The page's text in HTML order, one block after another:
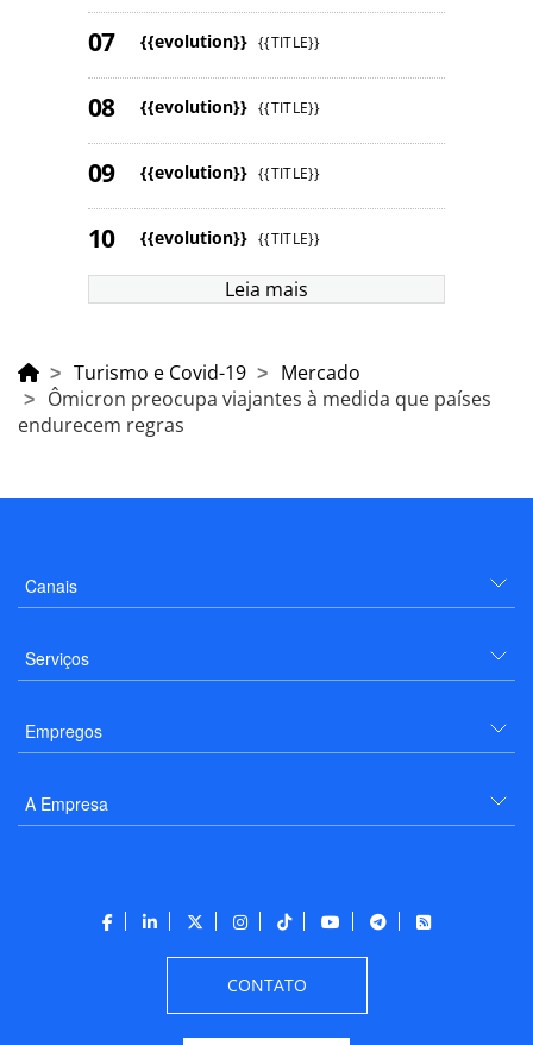
{{evolution}} {{TITLE}}
{{evolution}} {{TITLE}}
{{evolution}} {{TITLE}}
{{evolution}} {{TITLE}}
Leia mais
Turismo e Covid-19
Mercado
Ômicron preocupa viajantes à medida que países
endurecem regras
Canais
Serviços
Empregos
A Empresa
CONTATO